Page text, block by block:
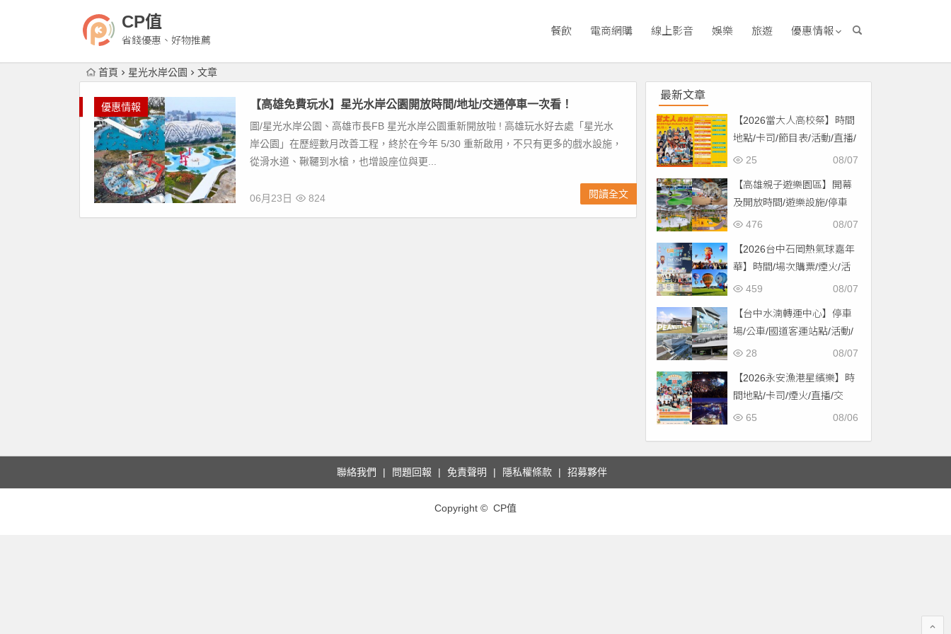
CP值
省錢優惠、好物推薦
餐飲 電商網購 線上影音 娛樂 旅遊 優惠情報
首頁 星光水岸公園 文章
優惠情報 【高雄免費玩水】星光水岸公園開放時間/地址/交通停車一次看！
圖/星光水岸公園、高雄市長FB 星光水岸公園重新開放啦 ! 高雄玩水好去處「星光水
岸公園」在歷經數月改善工程，終於在今年 5/30 重新啟用，不只有更多的戲水設施，
從滑水道、鞦韆到水槍，也增設座位與更...
06月23日 824 閱讀全文
最新文章
【2026當大人高校祭】時間
地點/卡司/節目表/活動/直播/
交通，免費入場！
08/07
25
【高雄親子遊樂園區】開幕
及開放時間/遊樂設施/停車
場/交通一次看！
08/07
476
【2026台中石岡熱氣球嘉年
華】時間/場次購票/煙火/活
動/交通，土牛運動公園登08/07
459
【台中水湳轉運中心】停車
場/公車/國道客運站點/活動/
交通，啟用免費停車！ 08/07
28
【2026永安漁港星繽樂】時
間地點/卡司/煙火/直播/交
通，免費入場！
08/06
65
聯絡我們 問題回報 免責聲明 隱私權條款 招募夥伴
Copyright © CP值